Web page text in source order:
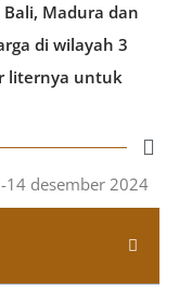
Madura dan
di wilayah 3
liternya untuk